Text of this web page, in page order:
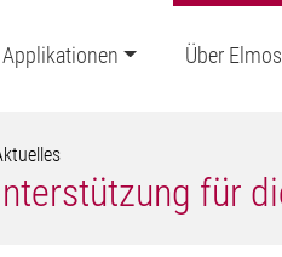
Applikationen Über Elmos
für